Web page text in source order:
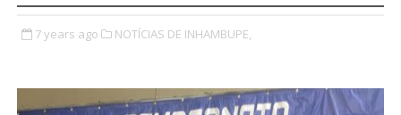
7 years ago NOTÍCIAS DE INHAMBUPE,